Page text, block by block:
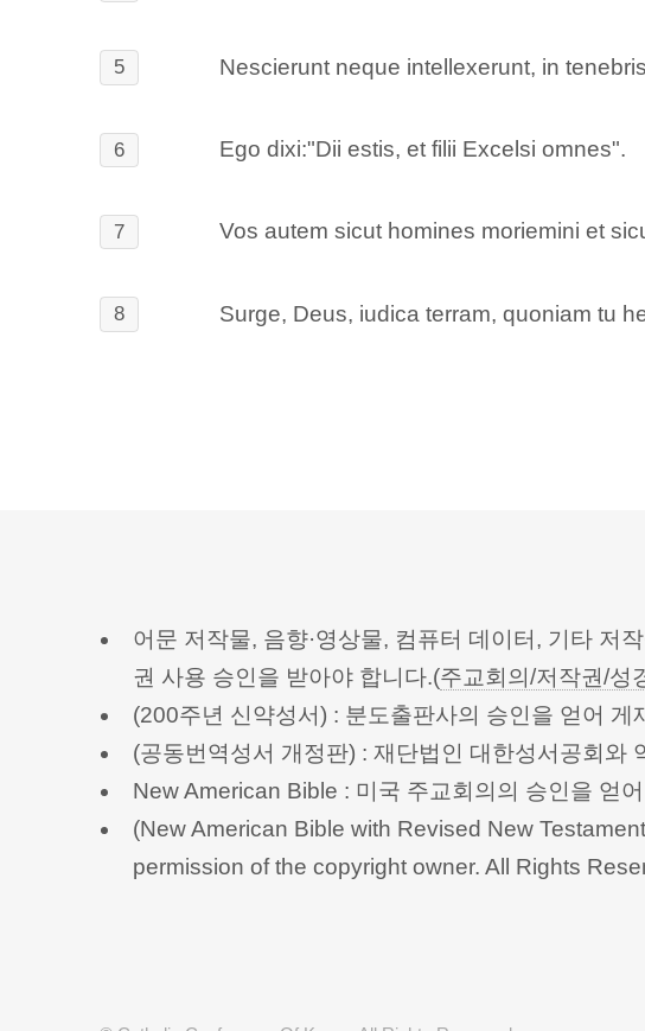
5 Nescierunt neque intellexerunt, in
6 Ego dixi:"Dii estis, et filii Excelsi omnes".
7 Vos autem sicut homines moriemini et
8 Surge, Deus, iudica terram, quoniam tu
어문 저작물, 음향·영상물, 컴퓨터 데이터, 기타 저
권 사용 승인을 받아야 합니다.(주교회의/저작권/성
(200주년 신약성서) : 분도출판사의 승인을 얻어 게
(공동번역성서 개정판) : 재단법인 대한성서공회와
New American Bible : 미국 주교회의의 승인을 얻
(New American Bible with Revised New
permission of the copyright owner. All Rights